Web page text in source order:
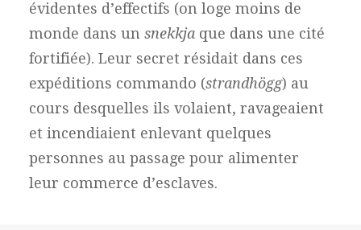
évidentes d’effectifs (on loge moins de
monde dans un snekkja que dans une cité
fortifiée). Leur secret résidait dans ces
expéditions commando (strandhögg) au
cours desquelles ils volaient, ravageaient
et incendiaient enlevant quelques
personnes au passage pour alimenter
leur commerce d’esclaves.